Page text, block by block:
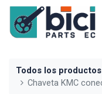
Todos los productos
Chaveta KMC